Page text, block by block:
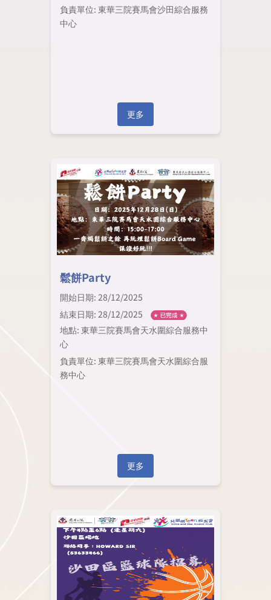
負責單位: 東華三院賽馬會沙田綜合服務
中心
更多
鬆餅Party
開始日期: 28/12/2025
結束日期: 28/12/2025
地點: 東華三院賽馬會天水圍綜合服務中
心
負責單位: 東華三院賽馬會天水圍綜合服
務中心
更多